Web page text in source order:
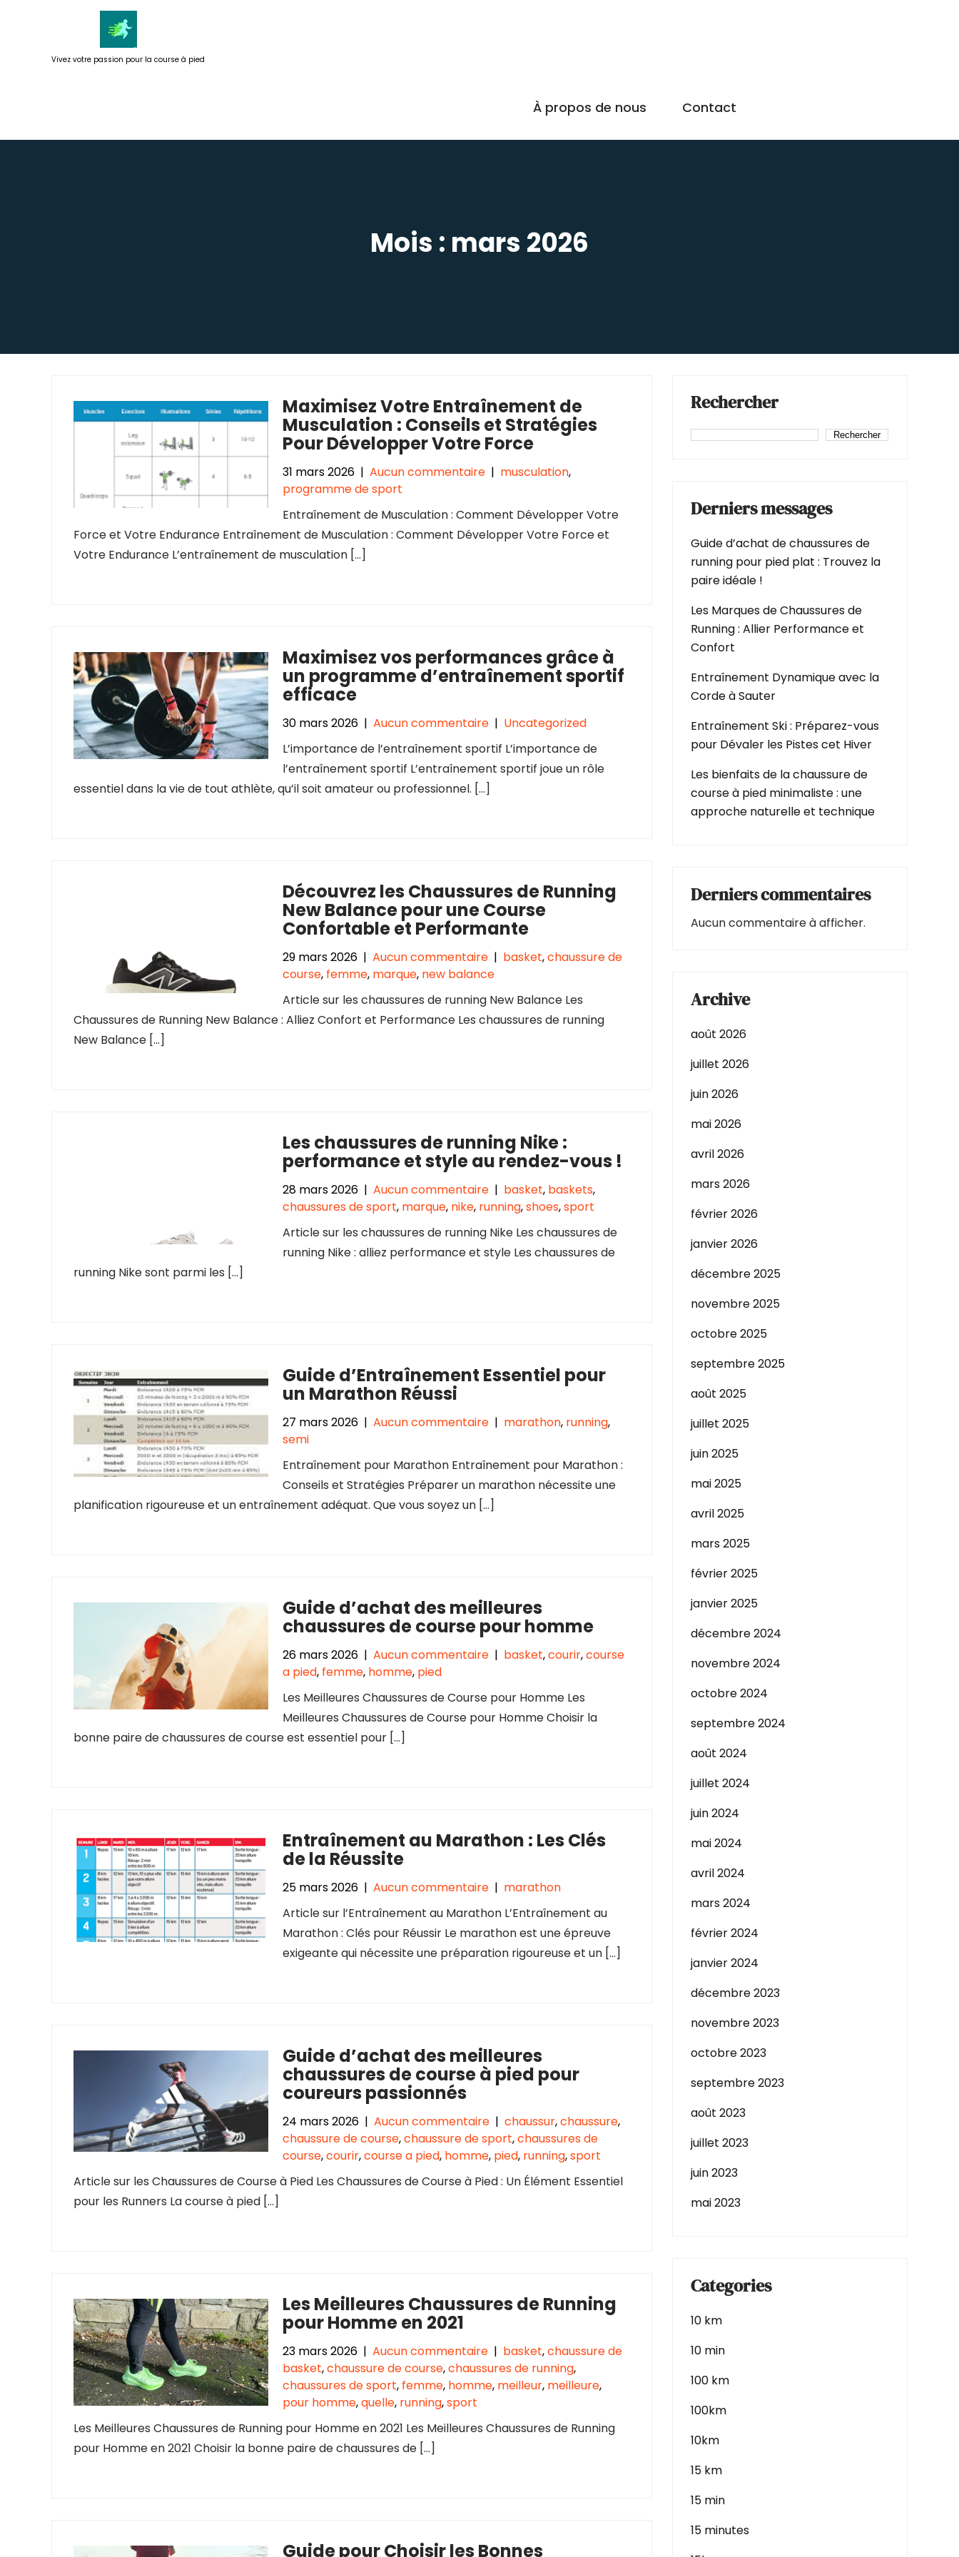
Vivez votre passion pour la course à pied
À propos de nous Contact
Mois : mars 2026
Maximisez Votre Entraînement de
Musculation : Conseils et Stratégies
Pour Développer Votre Force
31 mars 2026 | Aucun commentaire | musculation,
programme de sport
Entraînement de Musculation : Comment Développer Votre
Force et Votre Endurance Entraînement de Musculation : Comment Développer Votre Force et
Votre Endurance L’entraînement de musculation […]
Maximisez vos performances grâce à
un programme d’entraînement sportif
efficace
30 mars 2026 | Aucun commentaire | Uncategorized
L’importance de l’entraînement sportif L’importance de
l’entraînement sportif L’entraînement sportif joue un rôle
essentiel dans la vie de tout athlète, qu’il soit amateur ou professionnel. […]
Découvrez les Chaussures de Running
New Balance pour une Course
Confortable et Performante
29 mars 2026 | Aucun commentaire | basket,chaussure de
course, femme, marque, new balance
Article sur les chaussures de running New Balance Les
Chaussures de Running New Balance : Alliez Confort et Performance Les chaussures de running
New Balance […]
Les chaussures de running Nike :
performance et style au rendez-vous !
28 mars 2026 | Aucun commentaire | basket, baskets,
chaussures de sport, marque, nike, running,shoes,sport
Article sur les chaussures de running Nike Les chaussures de
running Nike : alliez performance et style Les chaussures de
running Nike sont parmi les […]
Guide d’Entraînement Essentiel pour
un Marathon Réussi
27 mars 2026 | Aucun commentaire | marathon, running,
semi
Entraînement pour Marathon Entraînement pour Marathon :
Conseils et Stratégies Préparer un marathon nécessite une
planification rigoureuse et un entraînement adéquat. Que vous soyez un […]
Guide d’achat des meilleures
chaussures de course pour homme
26 mars 2026 | Aucun commentaire | basket,courir,course
a pied, femme, homme, pied
Les Meilleures Chaussures de Course pour Homme Les
Meilleures Chaussures de Course pour Homme Choisir la
bonne paire de chaussures de course est essentiel pour […]
Entraînement au Marathon : Les Clés
de la Réussite
25 mars 2026 | Aucun commentaire | marathon
Article sur l’Entraînement au Marathon L’Entraînement au
Marathon : Clés pour Réussir Le marathon est une épreuve
exigeante qui nécessite une préparation rigoureuse et un […]
Guide d’achat des meilleures
chaussures de course à pied pour
coureurs passionnés
24 mars 2026 | Aucun commentaire | chaussur,chaussure,
chaussure de course,chaussure de sport,chaussures de
course,courir,course a pied, homme, pied, running,sport
Article sur les Chaussures de Course à Pied Les Chaussures de Course à Pied : Un Élément Essentiel
pour les Runners La course à pied […]
Les Meilleures Chaussures de Running
pour Homme en 2021
23 mars 2026 | Aucun commentaire | basket,chaussure de
basket,chaussure de course,chaussures de running,
chaussures de sport, femme, homme, meilleur, meilleure,
pour homme,quelle, running,sport
Les Meilleures Chaussures de Running pour Homme en 2021 Les Meilleures Chaussures de Running
pour Homme en 2021 Choisir la bonne paire de chaussures de […]
Guide pour Choisir les Bonnes
Rechercher
Rechercher
Derniers messages
Guide d’achat de chaussures de
running pour pied plat : Trouvez la
paire idéale !
Les Marques de Chaussures de
Running : Allier Performance et
Confort
Entraînement Dynamique avec la
Corde à Sauter
Entraînement Ski : Préparez-vous
pour Dévaler les Pistes cet Hiver
Les bienfaits de la chaussure de
course à pied minimaliste : une
approche naturelle et technique
Derniers commentaires
Aucun commentaire à afficher.
Archive
août 2026
juillet 2026
juin 2026
mai 2026
avril 2026
mars 2026
février 2026
janvier 2026
décembre 2025
novembre 2025
octobre 2025
septembre 2025
août 2025
juillet 2025
juin 2025
mai 2025
avril 2025
mars 2025
février 2025
janvier 2025
décembre 2024
novembre 2024
octobre 2024
septembre 2024
août 2024
juillet 2024
juin 2024
mai 2024
avril 2024
mars 2024
février 2024
janvier 2024
décembre 2023
novembre 2023
octobre 2023
septembre 2023
août 2023
juillet 2023
juin 2023
mai 2023
Categories
10 km
10 min
100 km
100km
10km
15 km
15 min
15 minutes